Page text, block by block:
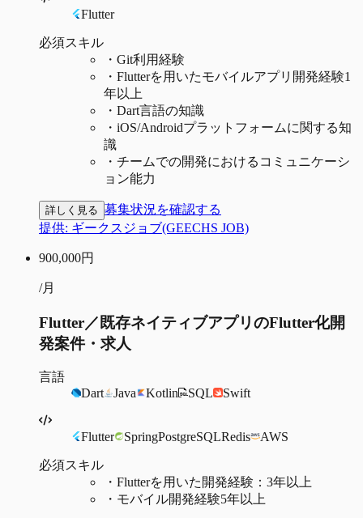
Flutter
必須スキル
・ Git利用経験
・ Flutterを用いたモバイルアプリ開発経験1
年以上
・ Dart言語の知識
・ iOS/Androidプラットフォームに関する知
識
・ チームでの開発におけるコミュニケーシ
ョン能力
詳しく見る 募集状況を確認する
提供: ギークスジョブ(GEECHS JOB)
900,000円
/月
Flutter／既存ネイティブアプリのFlutter化開
発案件・求人
言語
Dart
Java Kotlin SQL Swift
Flutter SpringPostgreSQLRedis AWS
必須スキル
・ Flutterを用いた開発経験：3年以上
・ モバイル開発経験5年以上